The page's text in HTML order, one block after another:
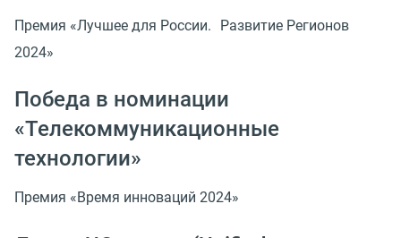
Премия «Лучшее для России. Развитие Регионов
2024»
Победа в номинации
«Телекоммуникационные
технологии»
Премия «Время инноваций 2024»